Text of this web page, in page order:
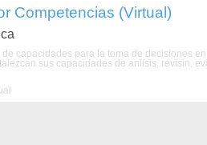
Competencias (Virtual)
capacidades para la toma de decisiones
sus capacidades de anlisis, revisin,